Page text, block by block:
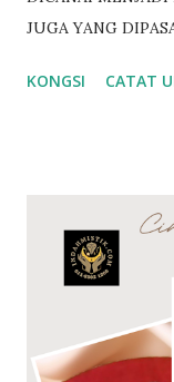
JUGA YANG
DICANAI UNTUK
Memusnahkan
panas bila
ilmu ghaib Jenis
walau direndam
kursani yg menjadi
racun yg ada
KONGSI CATAT